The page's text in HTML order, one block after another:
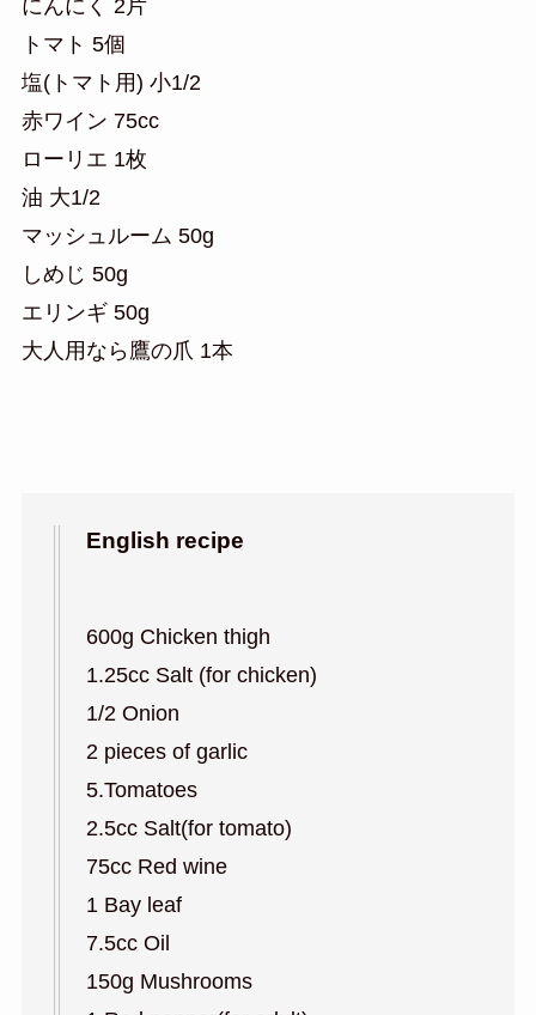
にんにく 2片
トマト 5個
塩(トマト用) 小1/2
赤ワイン 75cc
ローリエ 1枚
油 大1/2
マッシュルーム 50g
しめじ 50g
エリンギ 50g
大人用なら鷹の爪 1本
English recipe
600g Chicken thigh
1.25cc Salt (for chicken)
1/2 Onion
2 pieces of garlic
5.Tomatoes
2.5cc Salt(for tomato)
75cc Red wine
1 Bay leaf
7.5cc Oil
150g Mushrooms